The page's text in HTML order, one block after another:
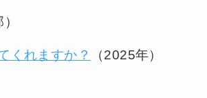
くれますか？
（2025年）